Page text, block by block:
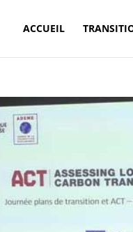
ACCUEIL